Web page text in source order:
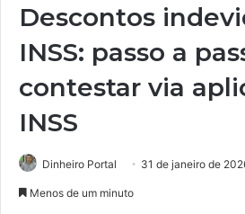
Descontos
INSS: passo a
contestar via
INSS
Dinheiro Portal 31 de janeiro de
Menos de um minuto